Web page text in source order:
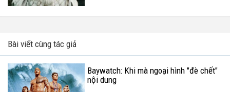
Bài viết cùng tác giả
Baywatch: Khi mà ngoại hình "đè chết"
nội dung